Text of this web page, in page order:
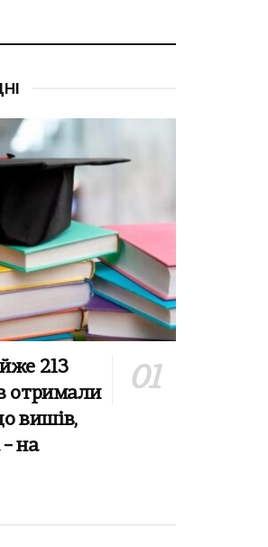
213
отримали
вишів,
на